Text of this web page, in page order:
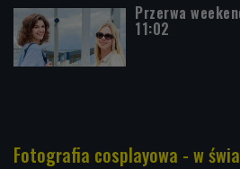
Przerwa
11:02
Fotografia cosplayowa - w